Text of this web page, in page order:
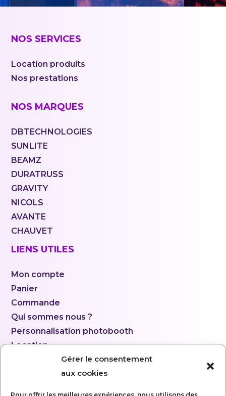
Gérer le consentement
aux cookies
NOS SERVICES
Location produits
Nos prestations
NOS MARQUES
DBTECHNOLOGIES
SUNLITE
BEAMZ
DURATRUSS
GRAVITY
NICOLS
AVANTE
CHAUVET
LIENS UTILES
Mon compte
Panier
Commande
Qui sommes nous ?
Personnalisation photobooth
Location